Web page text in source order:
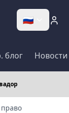
🇷🇺
блог Новости